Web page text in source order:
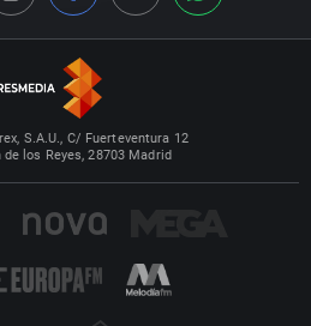
S.A.U., C/ Fuerteventura 12
los Reyes, 28703 Madrid